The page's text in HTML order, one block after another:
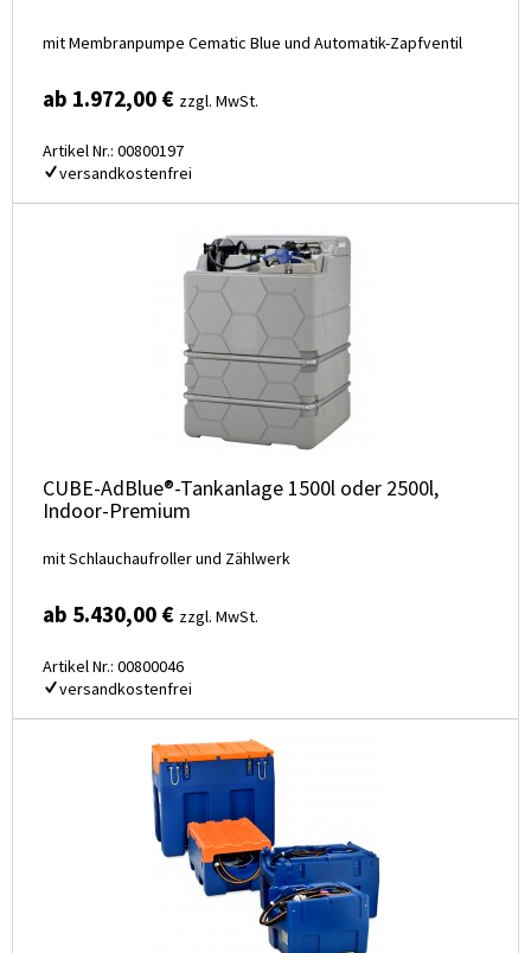
mit Membranpumpe Cematic Blue und Automatik-Zapfventil
ab 1.972,00 € zzgl. MwSt.
Artikel Nr.: 00800197
versandkostenfrei
CUBE-AdBlue®-Tankanlage 1500l oder 2500l,
Indoor-Premium
mit Schlauchaufroller und Zählwerk
ab 5.430,00 € zzgl. MwSt.
Artikel Nr.: 00800046
versandkostenfrei